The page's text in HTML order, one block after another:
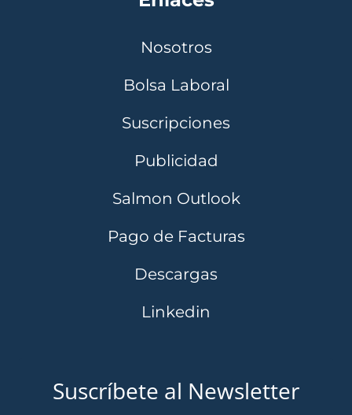
Nosotros
Bolsa Laboral
Suscripciones
Publicidad
Salmon Outlook
Pago de Facturas
Descargas
Linkedin
Suscríbete al Newsletter